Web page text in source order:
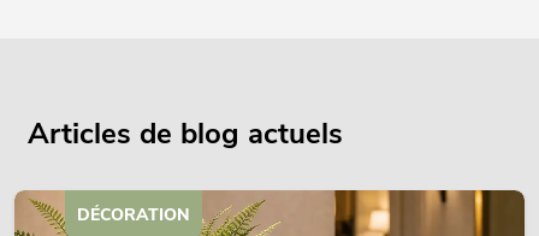
Articles de blog actuels
DÉCORATION